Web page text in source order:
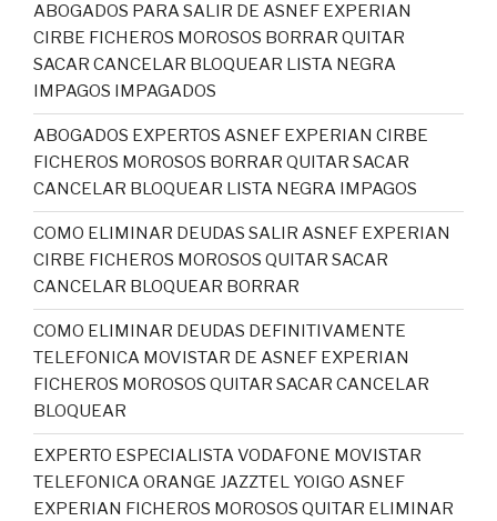
ABOGADOS PARA SALIR DE ASNEF EXPERIAN
CIRBE FICHEROS MOROSOS BORRAR QUITAR
SACAR CANCELAR BLOQUEAR LISTA NEGRA
IMPAGOS IMPAGADOS
ABOGADOS EXPERTOS ASNEF EXPERIAN CIRBE
FICHEROS MOROSOS BORRAR QUITAR SACAR
CANCELAR BLOQUEAR LISTA NEGRA IMPAGOS
COMO ELIMINAR DEUDAS SALIR ASNEF EXPERIAN
CIRBE FICHEROS MOROSOS QUITAR SACAR
CANCELAR BLOQUEAR BORRAR
COMO ELIMINAR DEUDAS DEFINITIVAMENTE
TELEFONICA MOVISTAR DE ASNEF EXPERIAN
FICHEROS MOROSOS QUITAR SACAR CANCELAR
BLOQUEAR
EXPERTO ESPECIALISTA VODAFONE MOVISTAR
TELEFONICA ORANGE JAZZTEL YOIGO ASNEF
EXPERIAN FICHEROS MOROSOS QUITAR ELIMINAR